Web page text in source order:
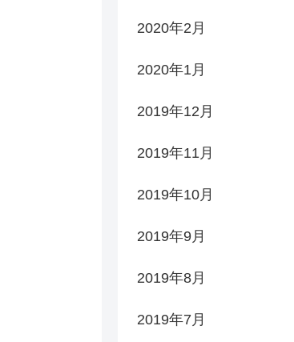
2020年2月
2020年1月
2019年12月
2019年11月
2019年10月
2019年9月
2019年8月
2019年7月